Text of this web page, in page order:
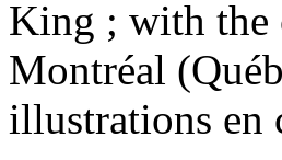
King ; with the
Montréal
illustrations en